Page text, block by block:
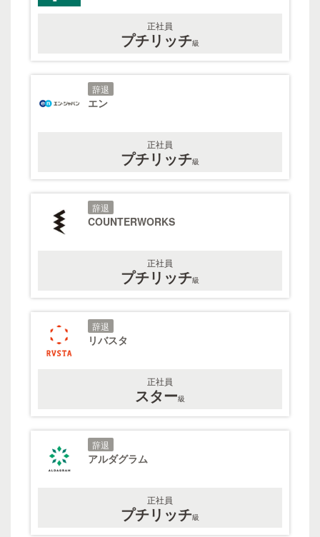
正社員
プチリッチ級
辞退
エン
正社員
プチリッチ級
辞退
COUNTERWORKS
正社員
プチリッチ級
辞退
リバスタ
正社員
スター級
辞退
アルダグラム
正社員
プチリッチ級